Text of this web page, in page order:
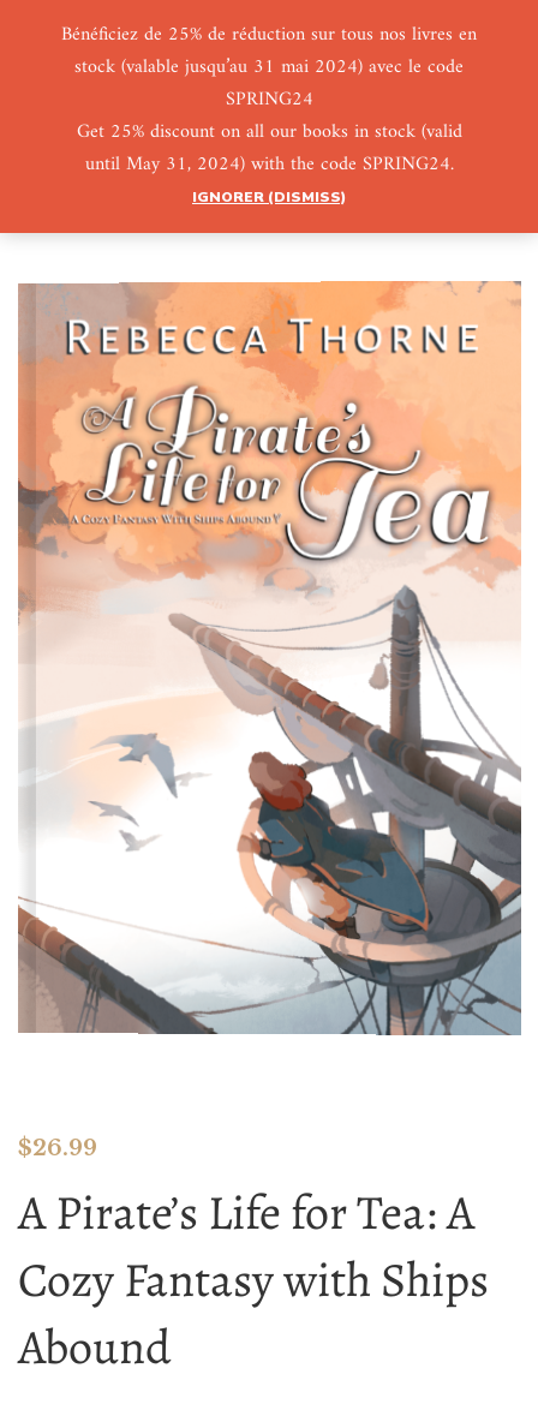
Bénéficiez de 25% de réduction sur tous nos livres en
stock (valable jusqu’au 31 mai 2024) avec le code
SPRING24
Get 25% discount on all our books in stock (valid
until May 31, 2024) with the code SPRING24.
IGNORER (DISMISS)
0 0
$26.99
A Pirate’s Life for Tea: A
Cozy Fantasy with Ships
Abound